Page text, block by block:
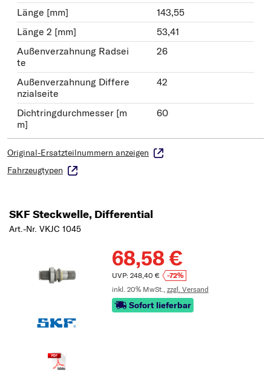
Länge [mm]
143,55
Länge 2 [mm]
53,41
Außenverzahnung Radsei
te
26
Außenverzahnung Differe
nzialseite
42
Dichtringdurchmesser [m
m]
60
Original-Ersatzteilnummern anzeigen
Fahrzeugtypen
SKF Steckwelle, Differential
Art.-Nr. VKJC 1045
68,58 €
UVP: 248,40 €
-72%
inkl. 20% MwSt., zzgl. Versand
Sofort lieferbar